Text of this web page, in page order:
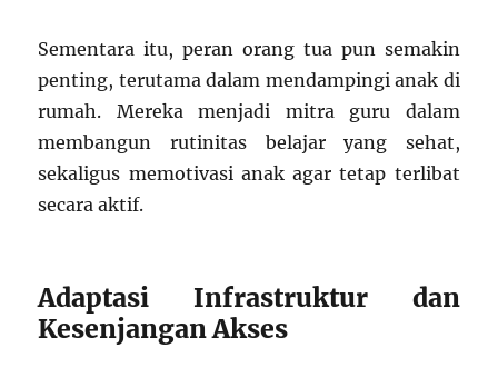
Sementara itu, peran orang tua pun semakin
penting, terutama dalam mendampingi anak di
rumah. Mereka menjadi mitra guru dalam
membangun rutinitas belajar yang sehat,
sekaligus memotivasi anak agar tetap terlibat
secara aktif.
Adaptasi Infrastruktur dan
Kesenjangan Akses